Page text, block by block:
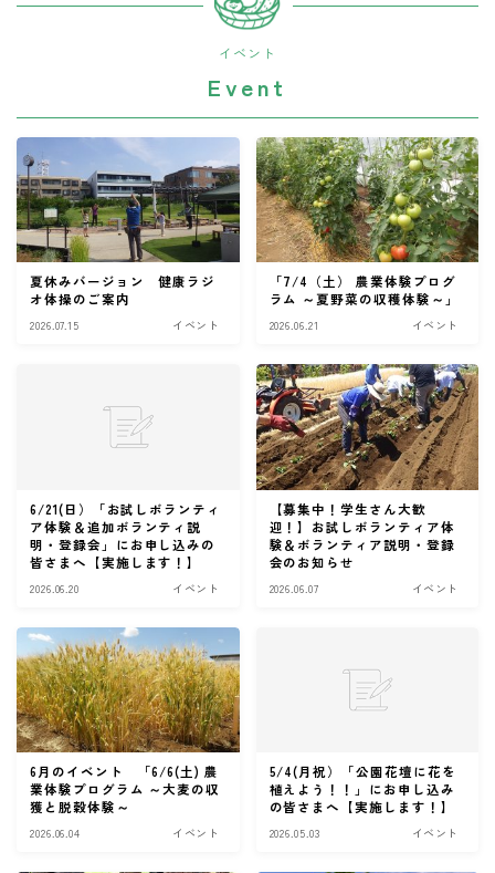
イベント
Event
夏休みバージョン 健康ラジ
オ体操のご案内
2026.07.15 イベント
「7/4（土） 農業体験プログ
ラム ～夏野菜の収穫体験～」
2026.06.21 イベント
6/21(日）「お試しボランティ
ア体験＆追加ボランティ説
明・登録会」にお申し込みの
皆さまへ【実施します！】
2026.06.20 イベント
【募集中！学生さん大歓
迎！】お試しボランティア体
験＆ボランティア説明・登録
会のお知らせ
2026.06.07 イベント
6月のイベント 「6/6(土) 農
業体験プログラム ～大麦の収
獲と脱穀体験～
2026.06.04 イベント
5/4(月祝）「公園花壇に花を
植えよう！！」にお申し込み
の皆さまへ【実施します！】
2026.05.03 イベント